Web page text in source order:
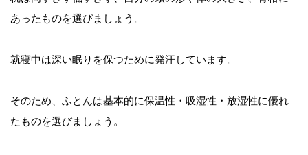
あったものを選びましょう。
就寝中は深い眠りを保つために発汗しています。
そのため、ふとんは基本的に保温性・吸湿性・放湿性に優れ
たものを選びましょう。